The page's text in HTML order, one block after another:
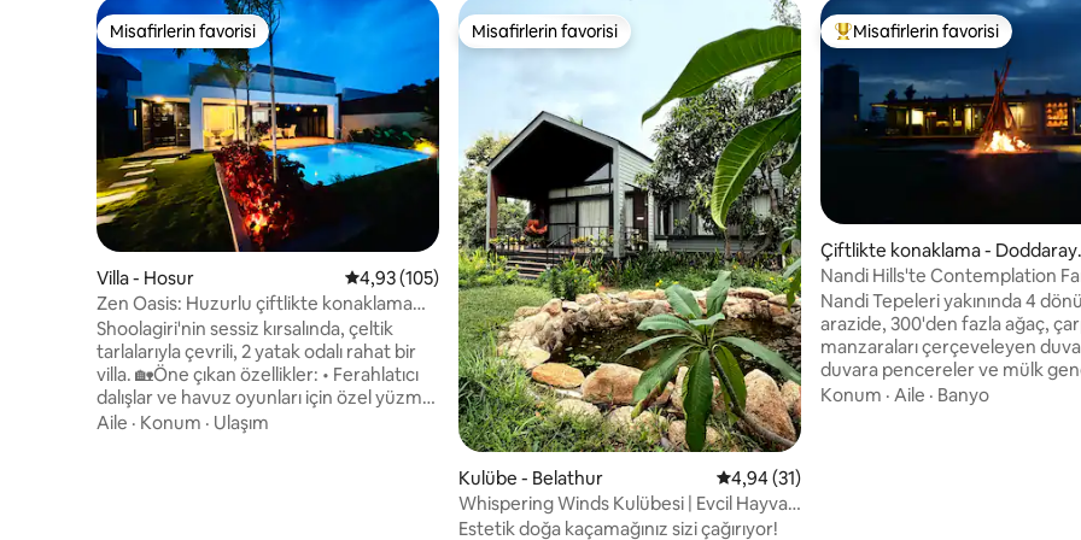
Misafirlerin favorisi
Misafirlerin favorisi
Villa - Hosur 5 üzerinden ortalama 4,93 puan, 105 değerlendirme
4,93 (105)
Zen Oasis: Huzurlu çiftlikte konaklama
inzivanız
Shoolagiri'nin sessiz kırsalında, çeltik
tarlalarıyla çevrili, 2 yatak odalı rahat bir
villa. 🏡Öne çıkan özellikler: • Ferahlatıcı
dalışlar ve havuz oyunları için özel yüzme
havuzu • Yıldızların altında öğle/akşam
Aile · Konum · Ulaşım
Misafirlerin favorisi
Misafirlerin favorisi
Kulübe - Belathur 5 üzerinden ortalama 4,94 puan, 31
4,94 (31)
Whispering Winds Kulübesi | Evcil Hayvan
Dostu, Çiftlik ve Gölet
Estetik doğa kaçamağınız sizi çağırıyor!
Misafirlerin favorilerinden en
Misafirlerin favorisi
Çiftlikte konaklama -
ppanahalli
Nandi Hills'te Contemplation
konaklama
Nandi Tepeleri yakınında 4
arazide, 300'den fazla ağaç,
manzaraları çerçeveleyen
duvara pencereler ve mülk
küratörlü sanat ve heykellerle
Konum · Aile · Banyo